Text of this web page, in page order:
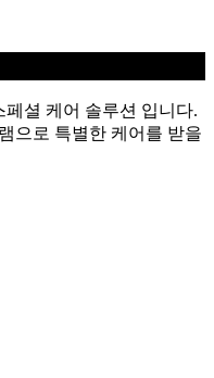
셜 케어 솔루션 입니다.
으로 특별한 케어를 받을